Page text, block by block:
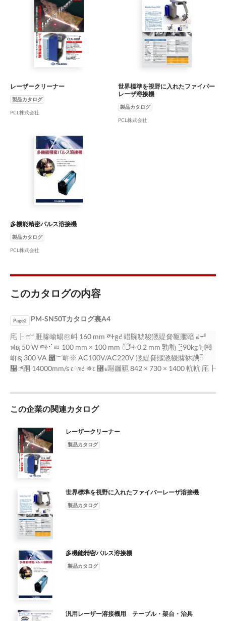
レーザークリーナー
製品カタログ
PCL株式会社
世界標準を視野に入れたファイバー
レーザ溶接機
製品カタログ
PCL株式会社
多機能精密パルス溶接機
製品カタログ
PCL株式会社
このカタログの内容
Page2 PM-SN50Tカタログ裏A4
㡯┠ ෆᐜ 䝽䞊䜽㛫㊥㞳 160 mm ༳Ꮠ᪉ᘧ 䜺䝹䝞䝜䝇䜻䝱䝙䞁䜾 ᖹᆒ
ฟຊ 50 W ༳Ꮠ⠊ᅖ 100 mm × 100 mm ᭱ᑠᩥᏐ 0.2 mm 㔜㔞 ⣙90kg ᾘ㈝
㟁ຊ 300 VA ౑⏝㟁※ AC100V/AC220V 䝇䜻䝱䞁䝇䝢䞊䝗䠄᭱
኱್䠅 14000mm/s ෭༷᪉ᘧ ✵෭ ⿦⨨䝃䜲䝈 842 × 730 × 1400 䡉䡉 㡯┠
V஺ὶ ග※ᑑ࿨ 50,000䡚80,000᫬㛫 ෭༷᪉ᘧ ✵෭ ᮏయ䠖210 W × 390 H ×
705 H × 600 D ᮏయ䠖20 Kg ⿦⨨㔜㔞 䝦䝑䝗䠖5 Kg 䝽䞊䜽ྎ䠖
13Kg 䜿䞊䝤䝹㛗䛥 1370 mm ᥎ዡOS䠖Windows XP䚸Windows 7
ᑐᛂOS Windows 10䜎䛷౑⏝ྍ⬟
この企業の関連カタログ
レーザークリーナー
製品カタログ
世界標準を視野に入れたファイバーレーザ溶接機
製品カタログ
多機能精密パルス溶接機
製品カタログ
汎用レーザー溶接機用 テーブル・架台・治具